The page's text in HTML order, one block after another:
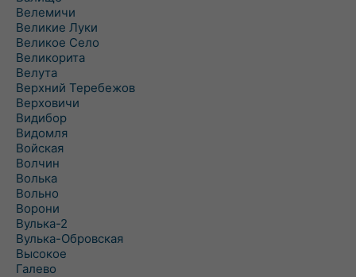
Велемичи
Великие Луки
Великое Село
Великорита
Велута
Верхний Теребежов
Верховичи
Видибор
Видомля
Войская
Волчин
Волька
Вольно
Ворони
Вулька-2
Вулька-Обровская
Высокое
Галево